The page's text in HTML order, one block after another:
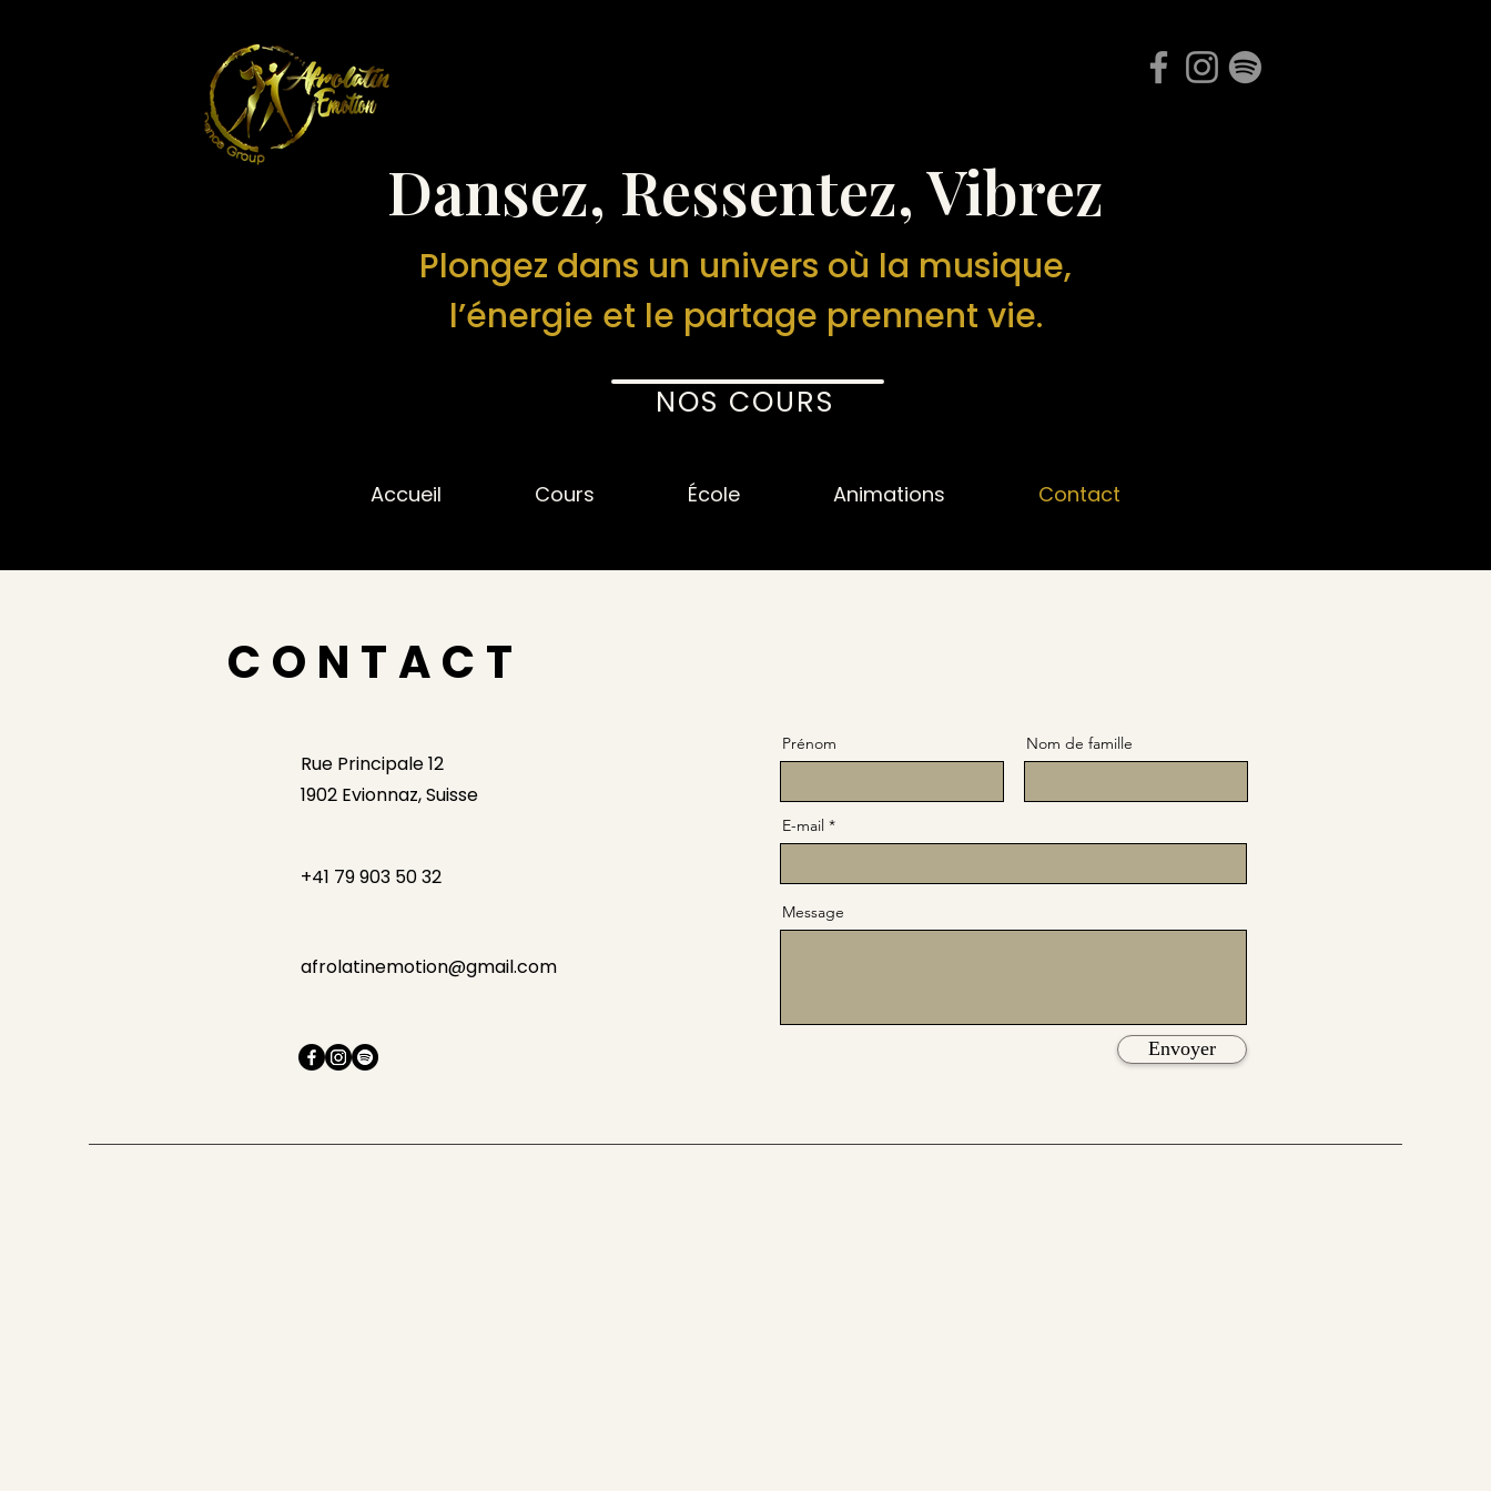
Dansez, Ressentez, Vibrez
Plongez dans un univers où la musique,
l’énergie et le partage prennent vie.
NOS COURS
Accueil Cours École Animations Contact
CONTACT
Rue Principale 12
1902 Evionnaz, Suisse
+41 79 903 50 32
afrolatinemotion@gmail.com
Prénom Nom de famille
E-mail
Message
Envoyer